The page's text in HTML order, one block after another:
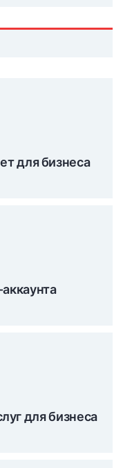
для бизнеса
для бизнеса